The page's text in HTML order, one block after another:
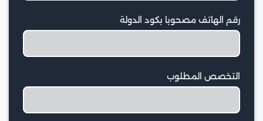
رقم الهاتف مصحوبا بكود الدولة
التخصص المطلوب